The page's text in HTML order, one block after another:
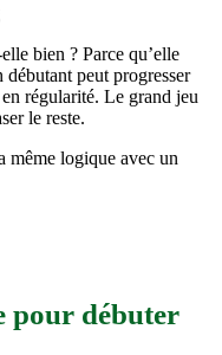
bien ? Parce qu’elle
peut progresser
régularité. Le grand jeu
le reste.
même logique avec un
pour débuter